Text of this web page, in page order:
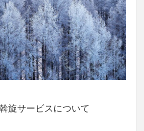
旋サービスについて